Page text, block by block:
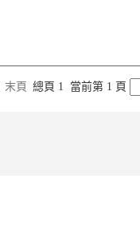
末頁 總頁 1 當前第 1 頁